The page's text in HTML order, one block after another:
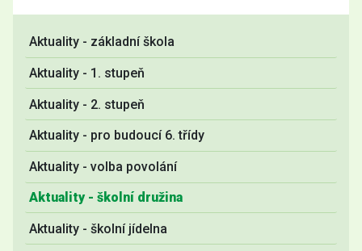
Aktuality - základní škola
Aktuality - 1. stupeň
Aktuality - 2. stupeň
Aktuality - pro budoucí 6. třídy
Aktuality - volba povolání
Aktuality - školní družina
Aktuality - školní jídelna